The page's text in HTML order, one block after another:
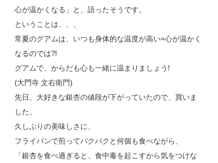
心が温かくなる」と、語ったそうです。
ということは、、、
常夏のグアムは、いつも身体的な温度が高い=心が温かく
なるのでは?!
グアムで、からだも心も一緒に温まりましょう!
(大門寺 文右衛門)
先日、大好きな銀杏の値段が下がっていたので、買いま
した。
久しぶりの美味しさに、
フライパンで煎ってパクパクと何個も食べながら、
「銀杏を食べ過ぎると、食中毒を起こすから気をつけな